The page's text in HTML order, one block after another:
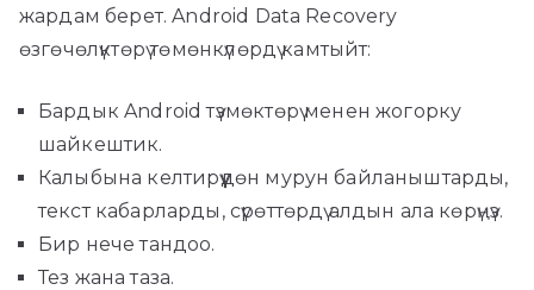
жардам берет. Android Data Recovery
өзгөчөлүктөрү төмөнкүлөрдү камтыйт:
Бардык Android түзмөктөрү менен жогорку
шайкештик.
Калыбына келтирүүдөн мурун байланыштарды,
текст кабарларды, сүрөттөрдү алдын ала көрүңүз.
Бир нече тандоо.
Тез жана таза.